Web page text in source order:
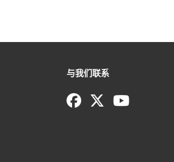
与我们联系